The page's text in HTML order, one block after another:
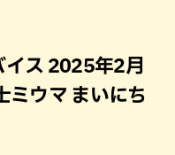
イス 2025年2月
ミウマ まいにち